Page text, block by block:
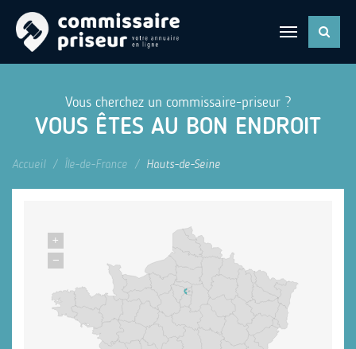
Vous cherchez un commissaire-priseur ?
VOUS ÊTES AU BON ENDROIT
Accueil Île-de-France Hauts-de-Seine
+
−